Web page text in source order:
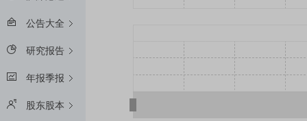
公告大全
研究报告
年报季报
股东股本